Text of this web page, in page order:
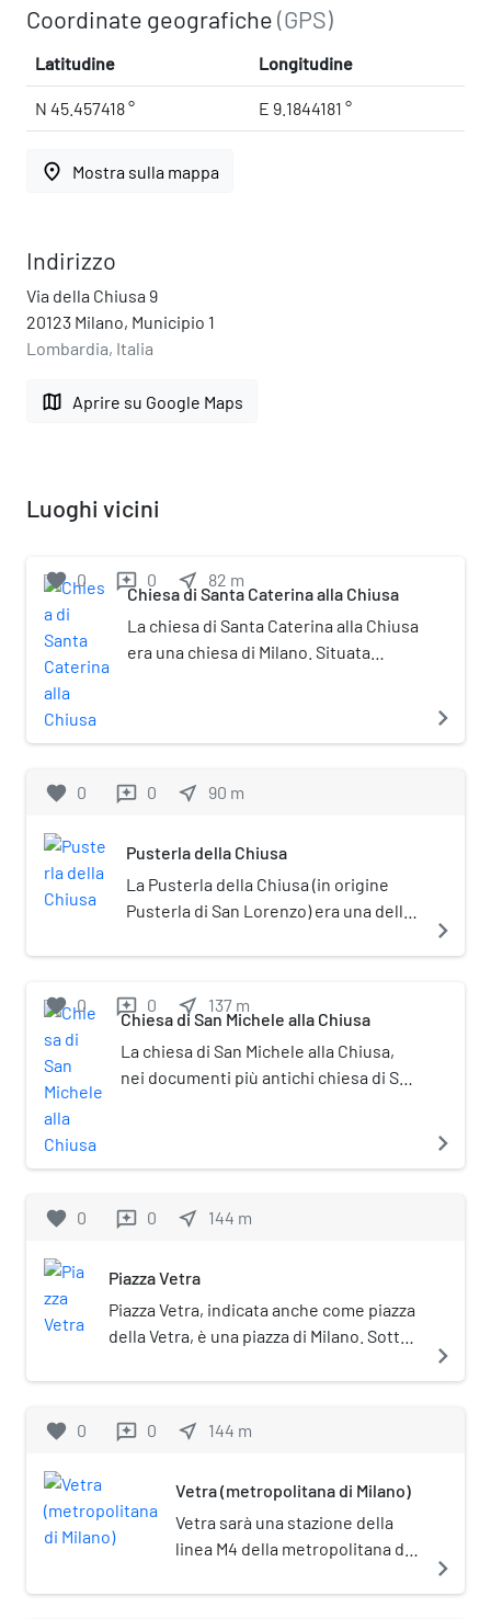
Coordinate geografiche(GPS)
Latitudine Longitudine
N 45.457418 ° E 9.1844181 °
place Mostra sulla mappa
Indirizzo
Via della Chiusa 9
20123 Milano, Municipio 1
Lombardia, Italia
map Aprire su Google Maps
Luoghi vicini
favorite 0 reviews 0 near_me 82 m
Chiesa di Santa Caterina alla Chiusa
La chiesa di Santa Caterina alla Chiusa
era una chiesa di Milano. Situata
navigate_next
favorite 0 reviews 0 near_me 90 m
Pusterla della Chiusa
La Pusterla della Chiusa (in origine
Pusterla di San Lorenzo) era una delle
"pusterle") poste sul tracciato
navigate_next
favorite 0 reviews 0 near_me 137 m
Chiesa di San Michele alla Chiusa
La chiesa di San Michele alla Chiusa,
nei documenti più antichi chiesa di San
navigate_next
favorite 0 reviews 0 near_me 144 m
Piazza Vetra
Piazza Vetra, indicata anche come piazza
della Vetra, è una piazza di Milano. Sotto
canale Vetra, canale artificiale risalente
navigate_next
favorite 0 reviews 0 near_me 144 m
Vetra (metropolitana di Milano)
Vetra sarà una stazione della
linea M4 della metropolitana di
previsto per il 2024. La stazione
navigate_next